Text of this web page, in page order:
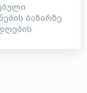
ბაზარზე